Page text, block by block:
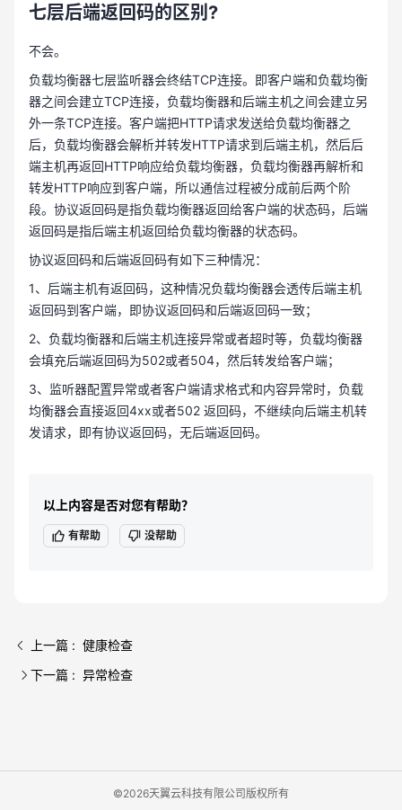
七层后端返回码的区别?
不会。
负载均衡器七层监听器会终结TCP连接。即客户端和负载均衡
器之间会建立TCP连接，负载均衡器和后端主机之间会建立另
外一条TCP连接。客户端把HTTP请求发送给负载均衡器之
后，负载均衡器会解析并转发HTTP请求到后端主机，然后后
端主机再返回HTTP响应给负载均衡器，负载均衡器再解析和
转发HTTP响应到客户端，所以通信过程被分成前后两个阶
段。协议返回码是指负载均衡器返回给客户端的状态码，后端
返回码是指后端主机返回给负载均衡器的状态码。
协议返回码和后端返回码有如下三种情况：
1、后端主机有返回码，这种情况负载均衡器会透传后端主机
返回码到客户端，即协议返回码和后端返回码一致；
2、负载均衡器和后端主机连接异常或者超时等，负载均衡器
会填充后端返回码为502或者504，然后转发给客户端；
3、监听器配置异常或者客户端请求格式和内容异常时，负载
均衡器会直接返回4xx或者502 返回码，不继续向后端主机转
发请求，即有协议返回码，无后端返回码。
以上内容是否对您有帮助？
有帮助 没帮助
上一篇 : 健康检查
下一篇 : 异常检查
©2026天翼云科技有限公司版权所有